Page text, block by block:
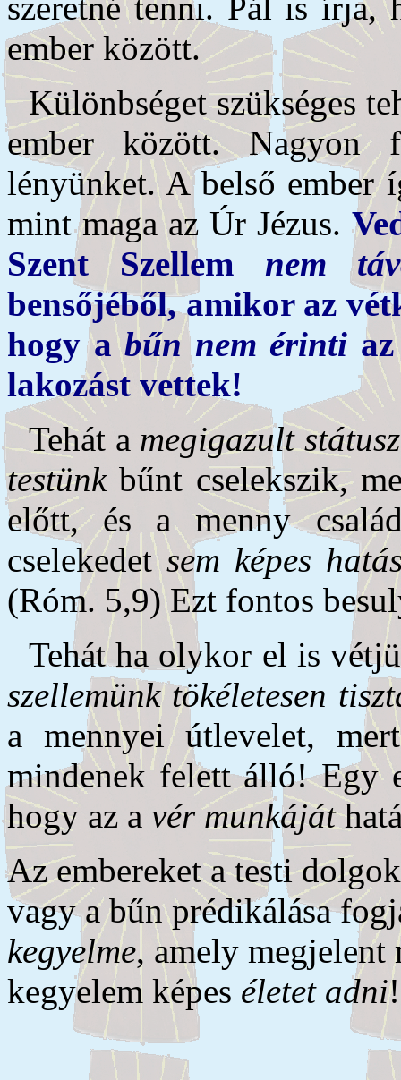
ember között.
Különbséget szükséges
ember között. Nagyon
lényünket. A belső ember
mint maga az Úr Jézus.
Szent Szellem nem
bensőjéből, amikor az
hogy abűn nem érinti
lakozást vettek!
Tehát a megigazult
testünkbűnt cselekszik,
előtt, és a menny
cselekedetsem képes
(Róm. 5,9) Ezt fontos
Tehát ha olykor el is
szellemünk tökéletesen
a mennyei útlevelet,
mindenek felett álló! Egy
hogy az a vér munkáját
Az embereket a testi
vagy a bűn prédikálása
kegyelme, amely megjelent
kegyelem képes életet adni